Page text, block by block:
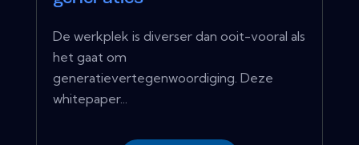
De werkplek is diverser dan ooit-vooral als
het gaat om
generatievertegenwoordiging. Deze
whitepaper...